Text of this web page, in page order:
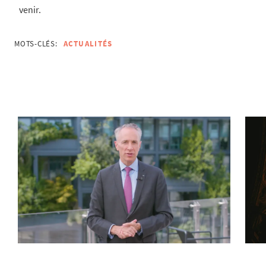
venir.
MOTS-CLÉS: ACTUALITÉS